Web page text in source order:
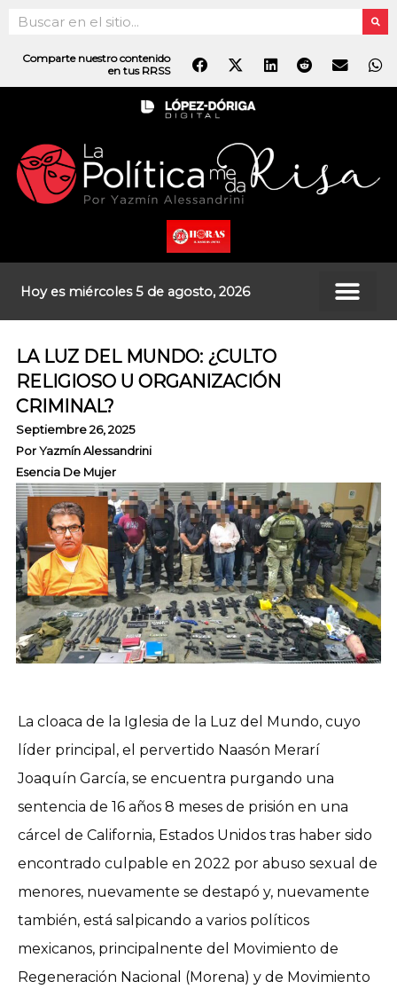
contenido
Search
Comparte nuestro contenido
en tus RRSS
Hoy es miércoles 5 de agosto, 2026
LA LUZ DEL MUNDO: ¿CULTO
RELIGIOSO U ORGANIZACIÓN
CRIMINAL?
Septiembre 26, 2025
PorYazmín Alessandrini
Esencia De Mujer
La cloaca de la Iglesia de la Luz del Mundo, cuyo
líder principal, el pervertido Naasón Merarí
Joaquín García, se encuentra purgando una
sentencia de 16 años 8 meses de prisión en una
cárcel de California, Estados Unidos tras haber sido
encontrado culpable en 2022 por abuso sexual de
menores, nuevamente se destapó y, nuevamente
también, está salpicando a varios políticos
mexicanos, principalnente del Movimiento de
Regeneración Nacional (Morena) y de Movimiento